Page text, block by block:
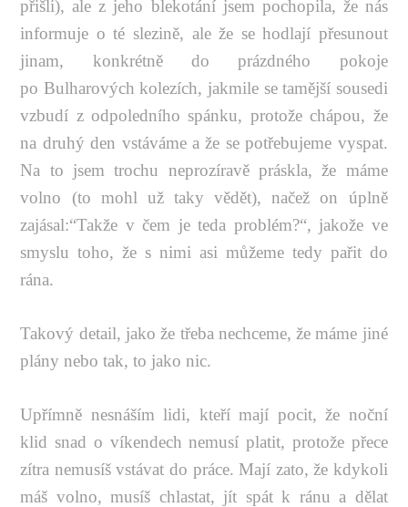
přišli), ale z jeho blekotání jsem pochopila, že nás
informuje o té slezině, ale že se hodlají přesunout
jinam, konkrétně do prázdného pokoje
po Bulharových kolezích, jakmile se tamější sousedi
vzbudí z odpoledního spánku, protože chápou, že
na druhý den vstáváme a že se potřebujeme vyspat.
Na to jsem trochu neprozíravě práskla, že máme
volno (to mohl už taky vědět), načež on úplně
zajásal:“Takže v čem je teda problém?“, jakože ve
smyslu toho, že s nimi asi můžeme tedy pařit do
rána.
Takový detail, jako že třeba nechceme, že máme jiné
plány nebo tak, to jako nic.
Upřímně nesnáším lidi, kteří mají pocit, že noční
klid snad o víkendech nemusí platit, protože přece
zítra nemusíš vstávat do práce. Mají zato, že kdykoli
máš volno, musíš chlastat, jít spát k ránu a dělat